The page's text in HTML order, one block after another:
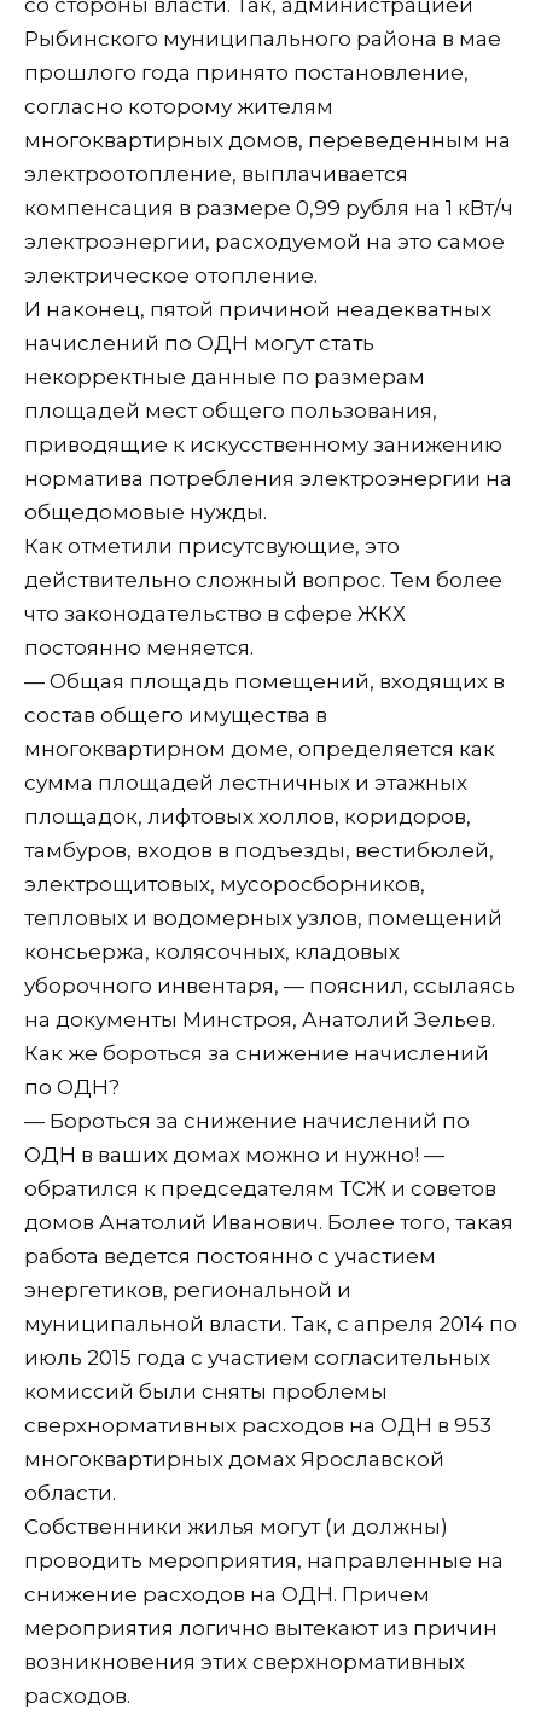
Рыбинского муниципального района в мае
прошлого года принято постановление,
согласно которому жителям
многоквартирных домов, переведенным на
электроотопление, выплачивается
компенсация в размере 0,99 рубля на 1 кВт/ч
электроэнергии, расходуемой на это самое
электрическое отопление.
И наконец, пятой причиной неадекватных
начислений по ОДН могут стать
некорректные данные по размерам
площадей мест общего пользования,
приводящие к искусственному занижению
норматива потребления электроэнергии на
общедомовые нужды.
Как отметили присутсвующие, это
действительно сложный вопрос. Тем более
что законодательство в сфере ЖКХ
постоянно меняется.
— Общая площадь помещений, входящих в
состав общего имущества в
многоквартирном доме, определяется как
сумма площадей лестничных и этажных
площадок, лифтовых холлов, коридоров,
тамбуров, входов в подъезды, вестибюлей,
электрощитовых, мусоросборников,
тепловых и водомерных узлов, помещений
консьержа, колясочных, кладовых
уборочного инвентаря, — пояснил, ссылаясь
на документы Минстроя, Анатолий Зельев.
Как же бороться за снижение начислений
по ОДН?
— Бороться за снижение начислений по
ОДН в ваших домах можно и нужно! —
обратился к председателям ТСЖ и советов
домов Анатолий Иванович. Более того, такая
работа ведется постоянно с участием
энергетиков, региональной и
муниципальной власти. Так, с апреля 2014 по
июль 2015 года с участием согласительных
комиссий были сняты проблемы
сверхнормативных расходов на ОДН в 953
многоквартирных домах Ярославской
области.
Собственники жилья могут (и должны)
проводить мероприятия, направленные на
снижение расходов на ОДН. Причем
мероприятия логично вытекают из причин
возникновения этих сверхнормативных
расходов.